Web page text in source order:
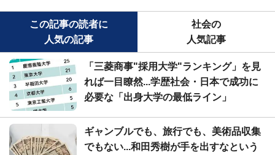
この記事の読者に
人気の記事
社会の
人気記事
「三菱商事"採用大学"ランキング」を見
れば一目瞭然...学歴社会・日本で成功に
必要な「出身大学の最低ライン」
ギャンブルでも、旅行でも、美術品収集
でもない...和田秀樹が手を出すなという